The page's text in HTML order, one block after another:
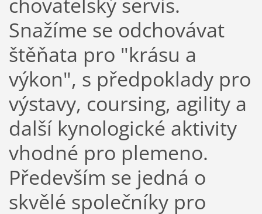
chovatelský servis.
Snažíme se odchovávat
štěňata pro "krásu a
výkon", s předpoklady pro
výstavy, coursing, agility a
další kynologické aktivity
vhodné pro plemeno.
Především se jedná o
skvělé společníky pro